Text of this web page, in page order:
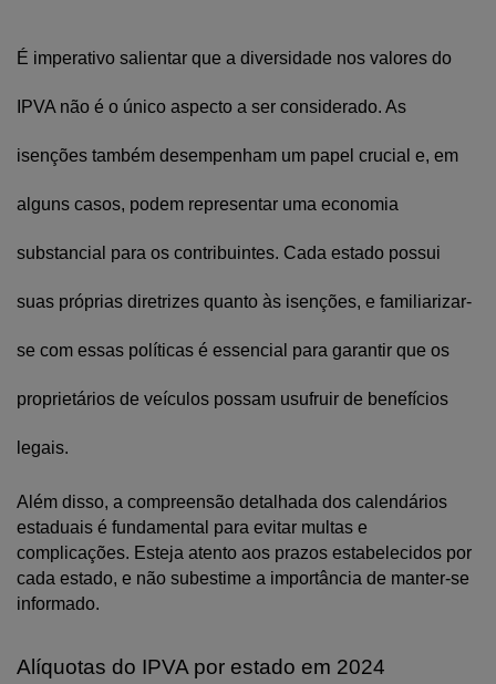
É imperativo salientar que a diversidade nos valores do
IPVA não é o único aspecto a ser considerado. As
isenções também desempenham um papel crucial e, em
alguns casos, podem representar uma economia
substancial para os contribuintes. Cada estado possui
suas próprias diretrizes quanto às isenções, e familiarizar-
se com essas políticas é essencial para garantir que os
proprietários de veículos possam usufruir de benefícios
legais.
Além disso, a compreensão detalhada dos calendários
estaduais é fundamental para evitar multas e
complicações. Esteja atento aos prazos estabelecidos por
cada estado, e não subestime a importância de manter-se
informado.
Alíquotas do IPVA por estado em 2024